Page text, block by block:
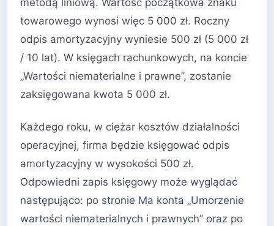
towarowego wynosi więc 5 000 zł. Roczny
odpis amortyzacyjny wyniesie 500 zł (5 000 zł
/ 10 lat). W księgach rachunkowych, na koncie
„Wartości niematerialne i prawne”, zostanie
zaksięgowana kwota 5 000 zł.
Każdego roku, w ciężar kosztów działalności
operacyjnej, firma będzie księgować odpis
amortyzacyjny w wysokości 500 zł.
Odpowiedni zapis księgowy może wyglądać
następująco: po stronie Ma konta „Umorzenie
wartości niematerialnych i prawnych” oraz po